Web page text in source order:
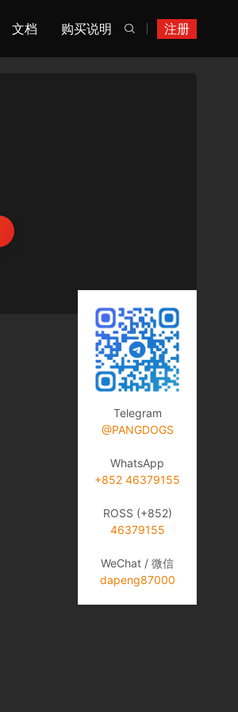
注册

文档 购买说明
Telegram
@PANGDOGS
WhatsApp
+852 46379155
ROSS (+852)
46379155
WeChat / 微信
dapeng87000